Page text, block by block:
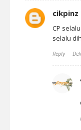
cikpinz
CP
selalu
Reply